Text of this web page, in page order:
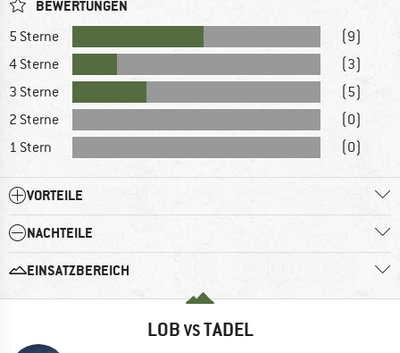
BEWERTUNGEN
5 Sterne
(9)
4 Sterne
(3)
3 Sterne
(5)
2 Sterne
(0)
1 Stern
(0)
VORTEILE
NACHTEILE
EINSATZBEREICH
LOB VSTADEL